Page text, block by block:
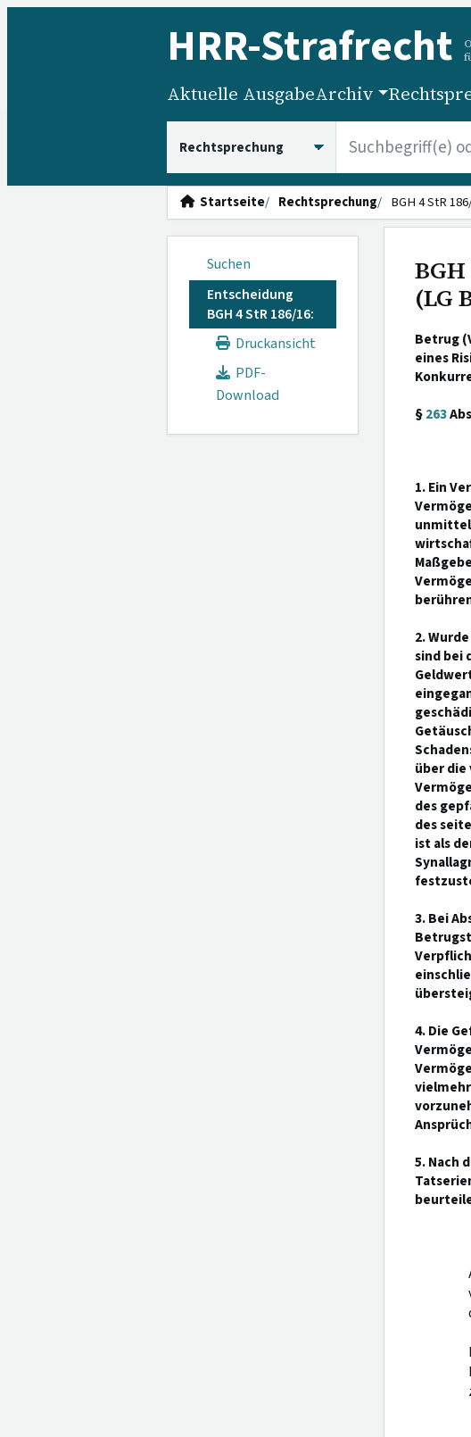
HRR-Strafrecht
Aktuelle AusgabeArchiv
Startseite Rechtsprechung BGH 4 StR
Suchen
Entscheidung
BGH 4 StR 186/16:
Druckansicht
PDF-
Download
(LG
Betrug
eines
§263
1. Ein
2.
sind bei
über
des
des
ist als
3. Bei
4. Die
5. Nach